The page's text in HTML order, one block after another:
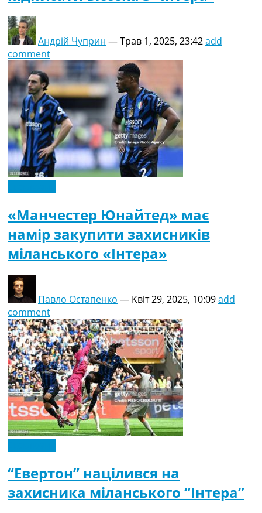
Андрій Чуприн —Трав 1, 2025, 23:42add
comment
«Манчестер Юнайтед» має
намір закупити захисників
міланського «Інтера»
Павло Остапенко — Квіт 29, 2025, 10:09add
comment
“Евертон” націлився на
захисника міланського “Інтера”